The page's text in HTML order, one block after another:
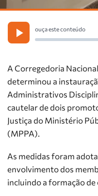
ouça este conteúdo
A Corregedoria
determinou a
Administrativos
cautelar de dois
Justiça do Ministério
(MPPA).
As medidas foram
envolvimento dos
incluindo a formação